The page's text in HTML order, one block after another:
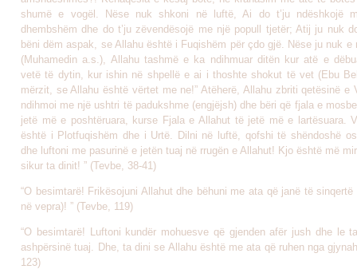
shumë e vogël. Nëse nuk shkoni në luftë, Ai do t’ju ndëshkojë
dhembshëm dhe do t’ju zëvendësojë me një popull tjetër; Atij ju nuk
bëni dëm aspak, se Allahu është i Fuqishëm për çdo gjë. Nëse ju nuk e
(Muhamedin a.s.), Allahu tashmë e ka ndihmuar ditën kur atë e
vetë të dytin, kur ishin në shpellë e ai i thoshte shokut të vet (Ebu
mërzit, se Allahu është vërtet me ne!” Atëherë, Allahu zbriti qetësinë e
ndihmoi me një ushtri të padukshme (engjëjsh) dhe bëri që fjala e
jetë më e poshtëruara, kurse Fjala e Allahut të jetë më e lartësuara.
është i Plotfuqishëm dhe i Urtë. Dilni në luftë, qofshi të shëndoshë
dhe luftoni me pasurinë e jetën tuaj në rrugën e Allahut! Kjo është më
sikur ta dinit! ” (Tevbe, 38-41)
“O besimtarë! Frikësojuni Allahut dhe bëhuni me ata që janë të sinqertë
në vepra)! ” (Tevbe, 119)
“O besimtarë! Luftoni kundër mohuesve që gjenden afër jush dhe le
ashpërsinë tuaj. Dhe, ta dini se Allahu është me ata që ruhen nga
123)